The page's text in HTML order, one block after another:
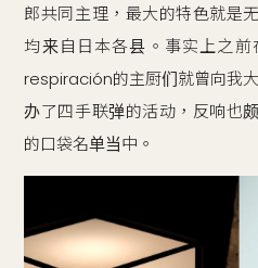
郎共同主理，最大的特色就是
均来自日本各县。事实上之
respiración的主厨们就曾向我
办了四手联弹的活动，反响也
的口袋名单当中。